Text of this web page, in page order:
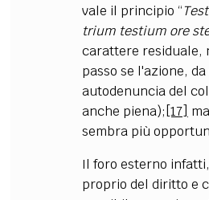
vale il principio “
trium testium ore
carattere residuale,
passo se l'azione,
autodenuncia del
anche piena); [17]
sembra più
Il foro esterno
proprio del diritto e